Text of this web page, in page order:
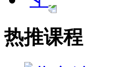
热推课程